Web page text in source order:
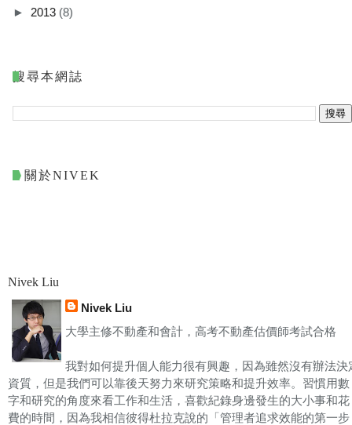
► 2013 (8)
搜尋本網誌
關於NIVEK
Nivek Liu
Nivek Liu
大學主修不動產和會計，高考不動產估價師考試合格
我對如何提升個人能力很有興趣，因為雖然沒有辦法決
資質，但是我們可以靠後天努力來研究策略和提升效率。習慣用數
字和研究的角度來看工作和生活，喜歡紀錄身邊發生的大小事和花
費的時間，因為我相信彼得杜拉克說的「管理者追求效能的第一步